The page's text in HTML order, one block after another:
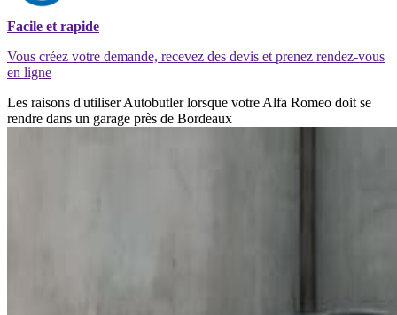
Facile et rapide
Vous créez votre demande, recevez des devis et prenez rendez-vous
en ligne
Les raisons d'utiliser Autobutler lorsque votre Alfa Romeo doit se
rendre dans un garage près de Bordeaux